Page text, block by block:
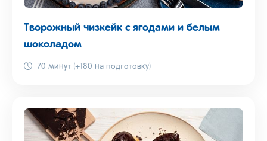
Творожный чизкейк с ягодами и белым
шоколадом
70 минут (+180 на подготовку)